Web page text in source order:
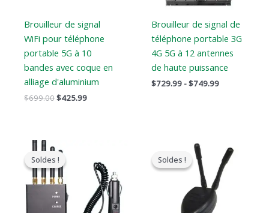
Brouilleur de signal
WiFi pour téléphone
portable 5G à 10
bandes avec coque en
alliage d'aluminium
$699.00$425.99
Brouilleur de signal de
téléphone portable 3G
4G 5G à 12 antennes
de haute puissance
$729.99 -$749.99
Soldes !
Soldes !
prix
original
était
:
$299.00.
actuel
est
$168.69.
Soldes !
Soldes !
prix
original
était
$119.00.
actuel
est
$79.99.